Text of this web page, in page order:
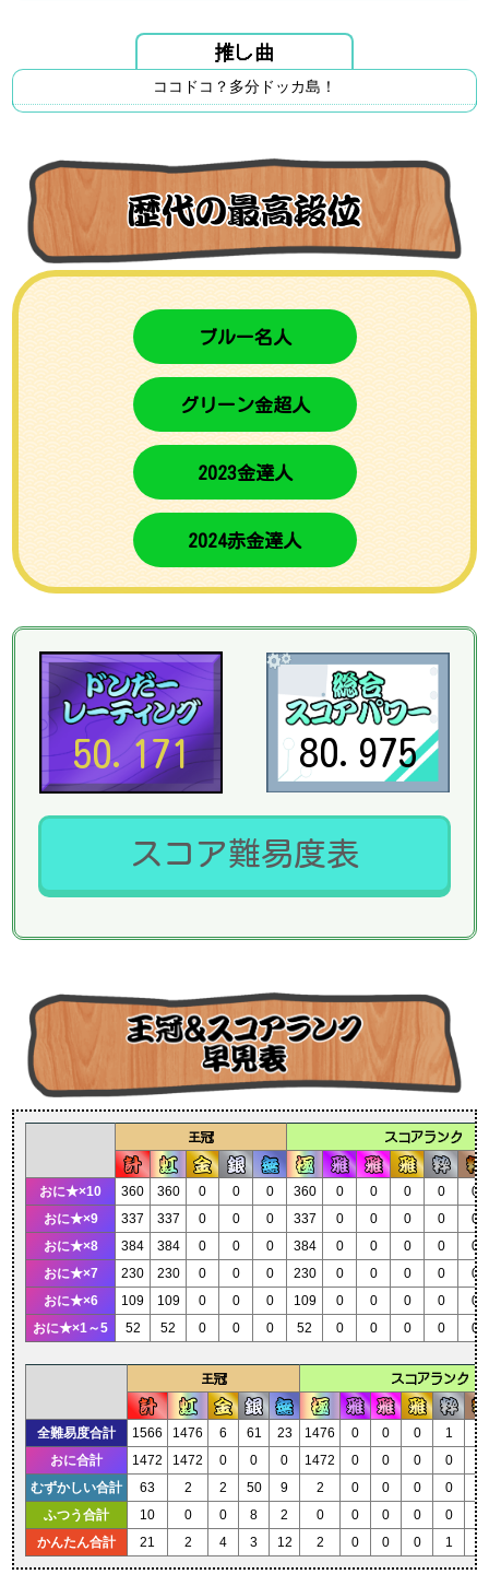
推し曲
ココドコ？多分ドッカ島！
ブルー名人
グリーン金超人
2023金達人
2024赤金達人
50.171 80.975
スコア難易度表
王冠 スコアランク
おに★×10 360 360 0 0 0 360 0 0 0 0
0
おに★×9
337 337 0 0 0 337 0 0 0 0
0
おに★×8
384 384 0 0 0 384 0 0 0 0
0
おに★×7
230 230 0 0 0 230 0 0 0 0
0
おに★×6
109 109 0 0 0 109 0 0 0 0
0
おに★×1～5
52 52 0 0 0 52 0 0 0 0 0
王冠 スコアランク
全難易度合計 1566 1476 6 61 23 1476 0 0 0 1
1
おに合計
1472 1472 0 0 0 1472 0 0 0 0
0
むずかしい合計
63 2 2 50 9 2 0 0 0 0
0
ふつう合計
10 0 0 8 2 0 0 0 0 0
0
かんたん合計
21 2 4 3 12 2 0 0 0 1 1